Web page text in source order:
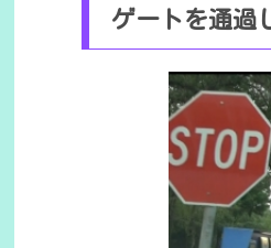
ゲートを通過